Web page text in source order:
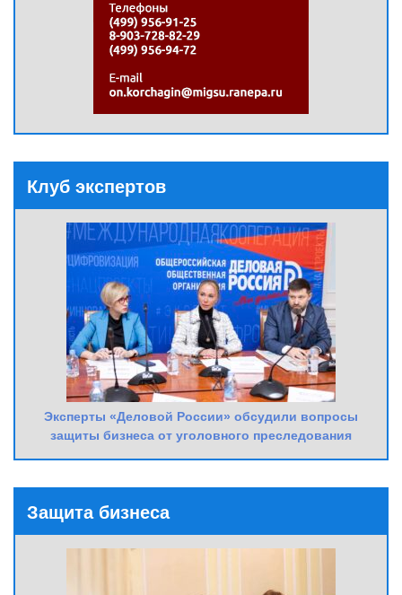
Клуб экспертов
Эксперты «Деловой России» обсудили вопросы
защиты бизнеса от уголовного преследования
Защита бизнеса